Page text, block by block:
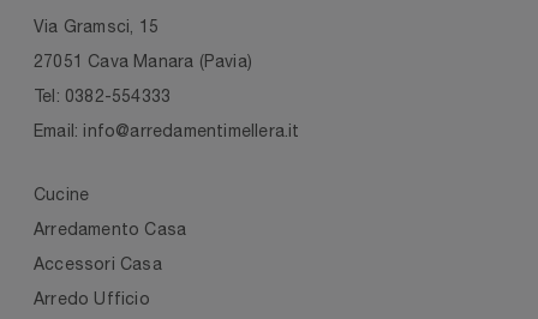
Via Gramsci, 15
27051 Cava Manara (Pavia)
Tel: 0382-554333
Email: info@arredamentimellera.it
Cucine
Arredamento Casa
Accessori Casa
Arredo Ufficio